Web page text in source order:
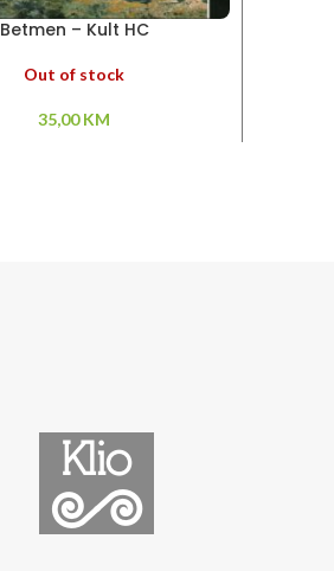
Betmen – Kult HC
Out of stock
35,00KM